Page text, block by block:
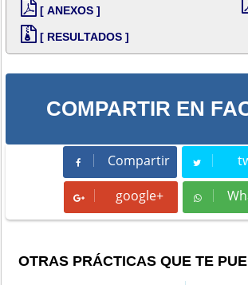
[ ANEXOS ]
[ RESULTADOS ]
COMPARTIR EN
Compartir
Compartir
google+
OTRAS PRÁCTICAS QUE TE